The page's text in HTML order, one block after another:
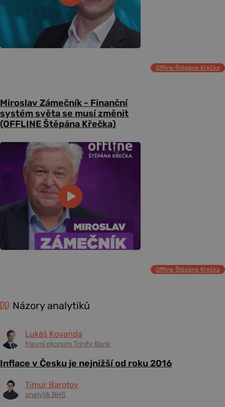
Offline Štěpána Křečka
Miroslav Zámečník - Finanční
systém světa se musí změnit
(OFFLINE Štěpána Křečka)
Offline Štěpána Křečka
Názory analytiků
Lukáš Kovanda
hlavní ekonom Trinity Bank
Inflace v Česku je nejnižší od roku 2016
Timur Barotov
analytik BHS